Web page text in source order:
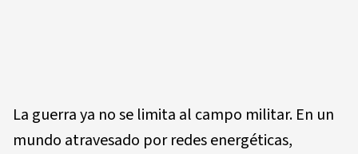
La guerra ya no se limita al campo militar. En un
mundo atravesado por redes energéticas,